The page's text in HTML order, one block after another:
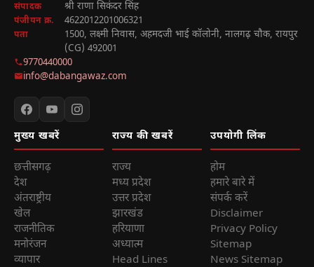
संपादक श्री राणा सिकंदर सिंह
पंजीयन क्र. 4622012201006321
पता
1500, लक्ष्मी निवास, अहमदजी भाई कॉलोनी, नालगढ़ चौक, रायपुर
(CG) 492001
9770440000
info@dabangawaz.com
मुख्य खबरें
छत्तीसगढ़
देश
अंतराष्ट्रीय
खेल
राजनीतिक
मनोरंजन
व्यापार
राज्य की खबरें
राज्य
मध्य प्रदेश
उत्तर प्रदेश
झारखंड
हरियाणा
अध्यात्म
Head Lines
उपयोगी लिंक
होम
हमारे बारे में
संपर्क करें
Disclaimer
Privacy Policy
Sitemap
News Sitemap